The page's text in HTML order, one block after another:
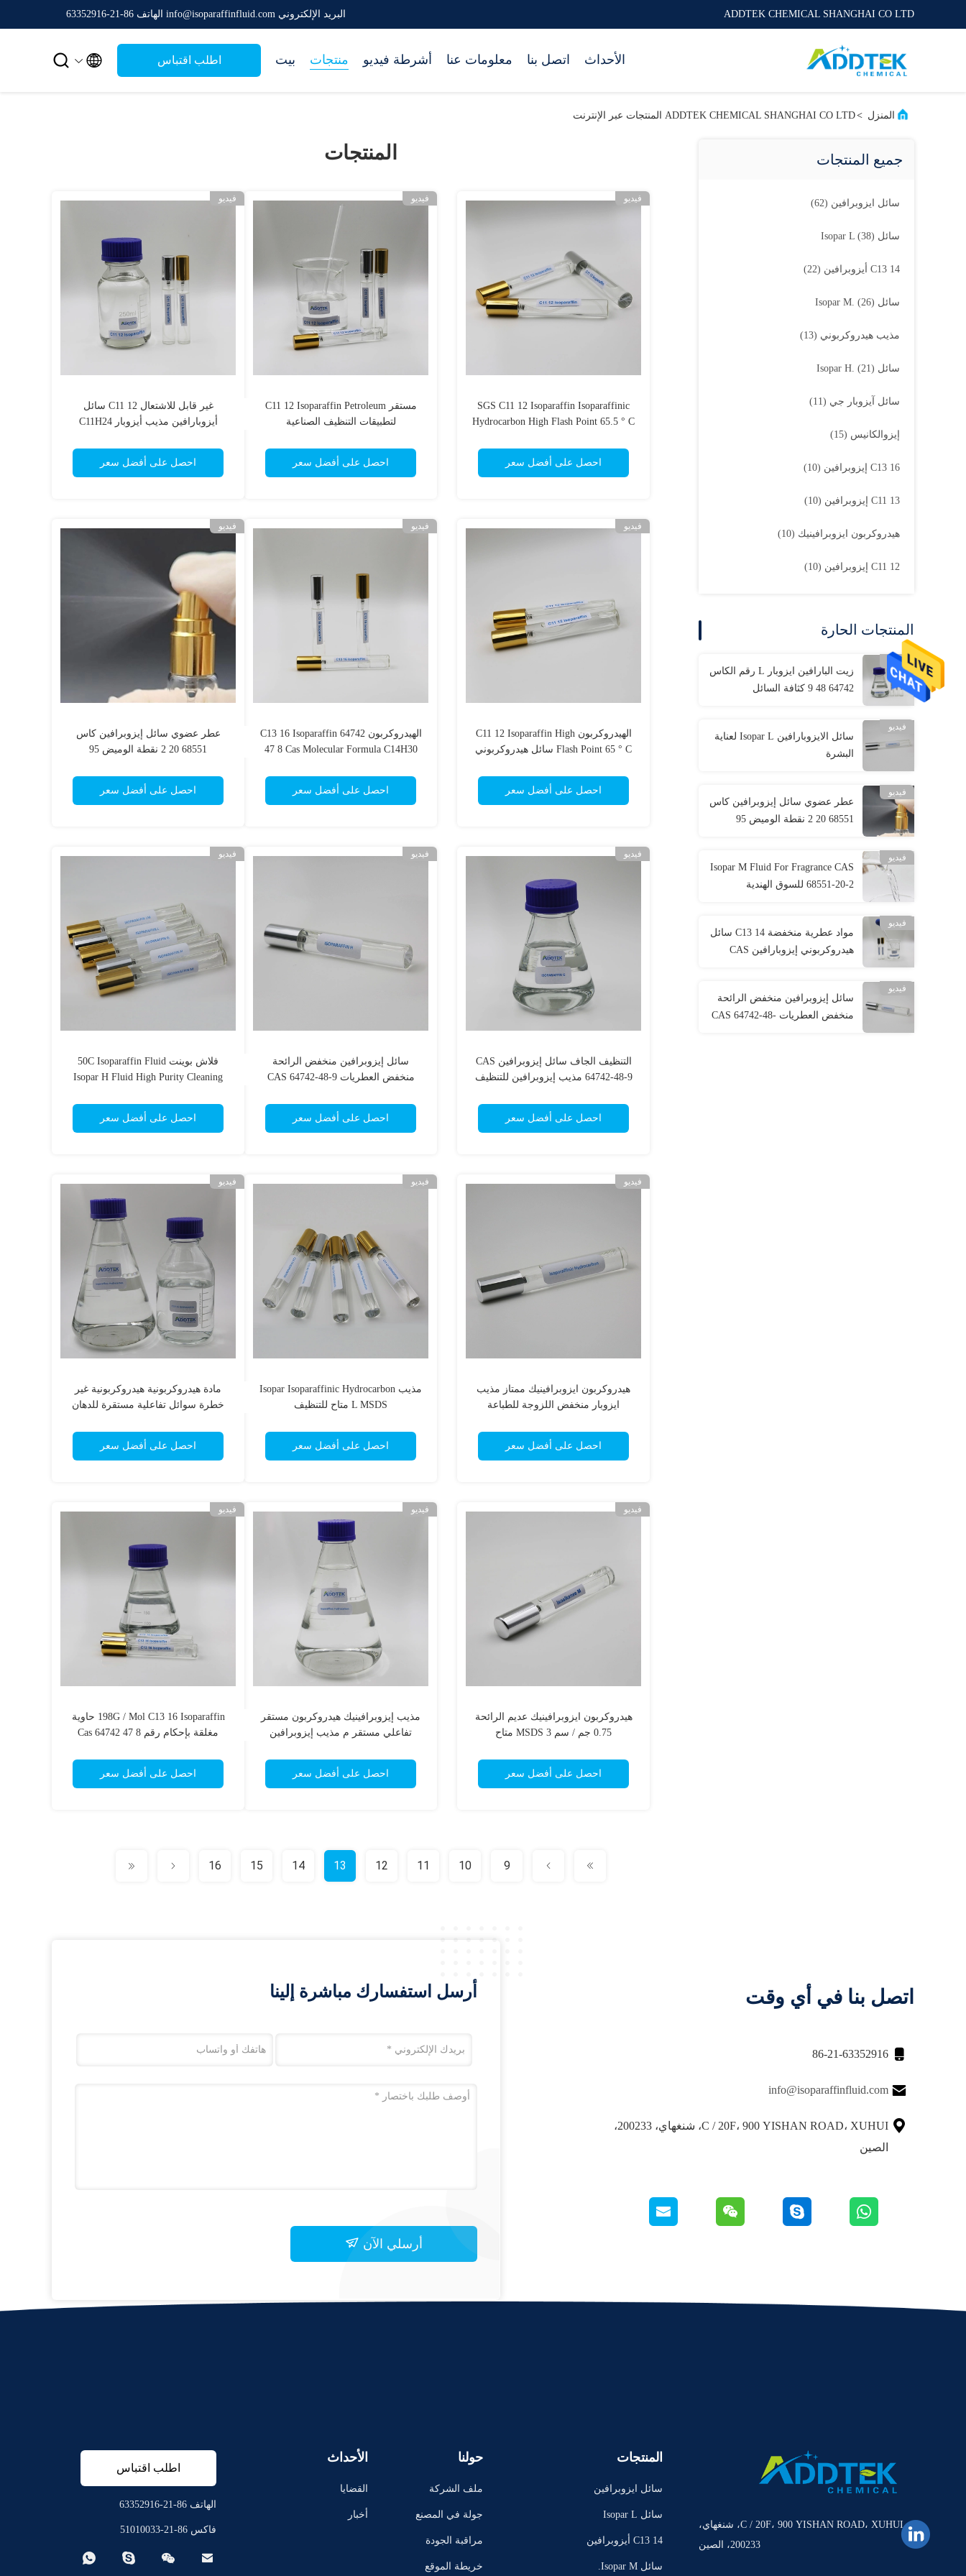
ADDTEK CHEMICAL SHANGHAI CO LTD البريد الإلكتروني info@isoparaffinfluid.com الهاتف 86-21-63352916
بيت منتجات أشرطة فيديو معلومات عنا اتصل بنا الأحداث اطلب اقتباس 

المنزل >ADDTEK CHEMICAL SHANGHAI CO LTD المنتجات عبر الإنترنت
جميع المنتجات
سائل ايزوبرافين (62)
سائل Isopar L (38)
C13 14 أيزوبرافين (22)
سائل Isopar M. (26)
مذيب هيدروكربوني (13)
سائل Isopar H. (21)
سائل آيزوبار جي (11)
إيزوالكانيس (15)
C13 16 إيزوبرافين (10)
C11 13 إيزوبرافين (10)
هيدروكربون ايزوبرافينيك (10)
C11 12 إيزوبرافين (10)
المنتجات الحارة
فيديو
زيت البارافين ايزوبار L رقم الكاس
64742 48 9 كثافة السائل
فيديو
سائل الايزوبارافين Isopar L لعناية
البشرة
فيديو
عطر عضوي سائل إيزوبرافين كاس
68551 20 2 نقطة الوميض 95
فيديو
Isopar M Fluid For Fragrance CAS
68551-20-2 للسوق الهندية
فيديو
مواد عطرية منخفضة C13 14 سائل
هيدروكربوني إيزوبارافين CAS
فيديو
سائل إيزوبرافين منخفض الرائحة
منخفض العطريات CAS 64742-48-
المنتجات
فيديو
SGS C11 12 Isoparaffin Isoparaffinic
Hydrocarbon High Flash Point 65.5 ° C
احصل على أفضل سعر
فيديو
مستقر C11 12 Isoparaffin Petroleum
لتطبيقات التنظيف الصناعية
احصل على أفضل سعر
فيديو
غير قابل للاشتعال C11 12 سائل
أيزوبارافين مذيب أيزوبار C11H24
احصل على أفضل سعر
فيديو
الهيدروكربون C11 12 Isoparaffin High
Flash Point 65 ° C سائل هيدروكربوني
احصل على أفضل سعر
فيديو
الهيدروكربون C13 16 Isoparaffin 64742
47 8 Cas Molecular Formula C14H30
احصل على أفضل سعر
فيديو
عطر عضوي سائل إيزوبرافين كاس
68551 20 2 نقطة الوميض 95
احصل على أفضل سعر
فيديو
التنظيف الجاف سائل إيزوبرافين CAS
64742-48-9 مذيب إيزوبرافين للتنظيف
احصل على أفضل سعر
فيديو
سائل إيزوبرافين منخفض الرائحة
منخفض العطريات CAS 64742-48-9
احصل على أفضل سعر
فيديو
فلاش بوينت 50C Isoparaffin Fluid
Isopar H Fluid High Purity Cleaning
احصل على أفضل سعر
فيديو
هيدروكربون ايزوبرافينيك ممتاز مذيب
ايزوبار منخفض اللزوجة للطباعة
احصل على أفضل سعر
فيديو
مذيب Isopar Isoparaffinic Hydrocarbon
L MSDS متاح للتنظيف
احصل على أفضل سعر
فيديو
مادة هيدروكربونية هيدروكربونية غير
خطرة سوائل تفاعلية مستقرة للدهان
احصل على أفضل سعر
فيديو
هيدروكربون ايزوبرافينيك عديم الرائحة
0.75 جم / سم 3 MSDS متاح
احصل على أفضل سعر
فيديو
مذيب إيزوبرافينيك هيدروكربون مستقر
تفاعلي مستقر م مذيب إيزوبرافين
احصل على أفضل سعر
فيديو
198G / Mol C13 16 Isoparaffin حاوية
مغلقة بإحكام رقم Cas 64742 47 8
احصل على أفضل سعر
9
10
11
12
13
14
15
16
اتصل بنا في أي وقت

86-21-63352916

info@isoparaffinfluid.com

C / 20F، 900 YISHAN ROAD، XUHUI، شنغهاي، 200233،
الصين
أرسل استفسارك مباشرة إلينا
أرسلي الآن
C / 20F، 900 YISHAN ROAD، XUHUI، شنغهاي،
200233، الصين
المنتجات
سائل ايزوبرافين
سائل Isopar L
C13 14 أيزوبرافين
سائل Isopar M.
حولنا
ملف الشركة
جولة في المصنع
مراقبة الجودة
خريطة الموقع
الأحداث
القضايا
أخبار
اطلب اقتباس
الهاتف 86-21-63352916
فاكس 86-21-51010033
   